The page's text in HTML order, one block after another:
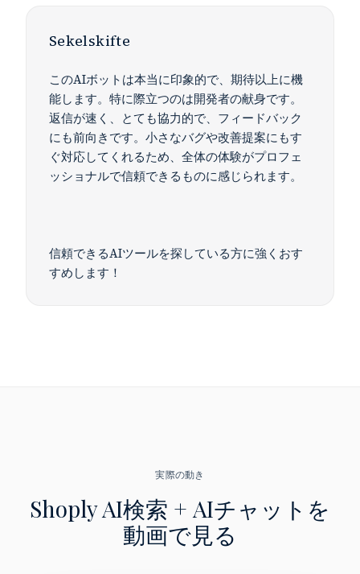
Sekelskifte
このAIボットは本当に印象的で、期待以上に機
能します。特に際立つのは開発者の献身です。
返信が速く、とても協力的で、フィードバック
にも前向きです。小さなバグや改善提案にもす
ぐ対応してくれるため、全体の体験がプロフェ
ッショナルで信頼できるものに感じられます。
信頼できるAIツールを探している方に強くおす
すめします！
実際の動き
Shoply AI検索 + AIチャットを
動画で見る